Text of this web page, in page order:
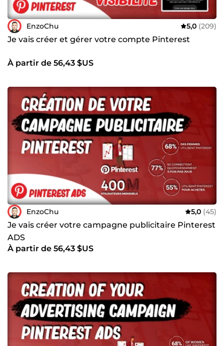
EnzoChu 5,0 (209)
Je vais créer et gérer votre compte Pinterest
À partir de 56,43 $US
EnzoChu 5,0 (45)
Je vais créer votre campagne publicitaire Pinterest
ADS
À partir de 56,43 $US